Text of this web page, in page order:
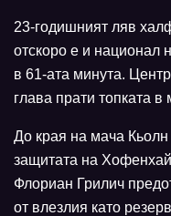
23-годишният ляв
отскоро е и национал
в 61-ата минута.
глава прати топката в
До края на мача
защитата на
Флориан Грилич
от влезлия като